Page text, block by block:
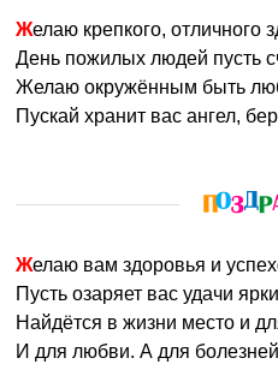
Желаю крепкого, отличного
День пожилых людей пусть
Желаю окружённым быть
Пускай хранит вас ангел,
Желаю вам здоровья и
Пусть озаряет вас удачи
Найдётся в жизни место и
И для любви. А для